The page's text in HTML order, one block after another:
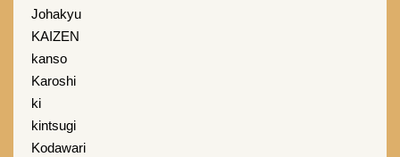
Johakyu
KAIZEN
kanso
Karoshi
ki
kintsugi
Kodawari